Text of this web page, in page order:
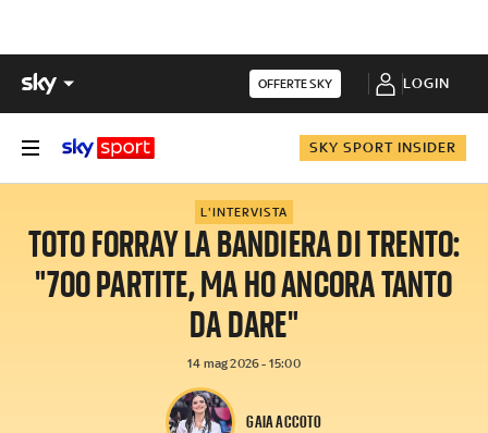
OFFERTE SKY LOGIN
SKY SPORT INSIDER
L'INTERVISTA
TOTO FORRAY LA BANDIERA DI TRENTO:
"700 PARTITE, MA HO ANCORA TANTO
DA DARE"
14 mag 2026 - 15:00
GAIA ACCOTO